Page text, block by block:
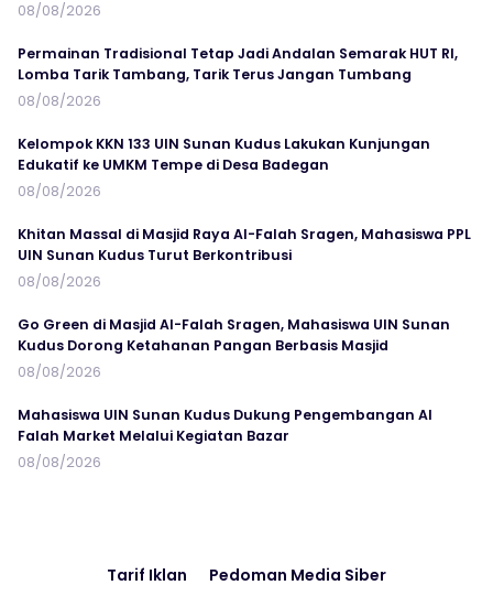
08/08/2026
Permainan Tradisional Tetap Jadi Andalan Semarak HUT RI,
Lomba Tarik Tambang, Tarik Terus Jangan Tumbang
08/08/2026
Kelompok KKN 133 UIN Sunan Kudus Lakukan Kunjungan
Edukatif ke UMKM Tempe di Desa Badegan
08/08/2026
Khitan Massal di Masjid Raya Al-Falah Sragen, Mahasiswa PPL
UIN Sunan Kudus Turut Berkontribusi
08/08/2026
Go Green di Masjid Al-Falah Sragen, Mahasiswa UIN Sunan
Kudus Dorong Ketahanan Pangan Berbasis Masjid
08/08/2026
Mahasiswa UIN Sunan Kudus Dukung Pengembangan Al
Falah Market Melalui Kegiatan Bazar
08/08/2026
Tarif Iklan Pedoman Media Siber